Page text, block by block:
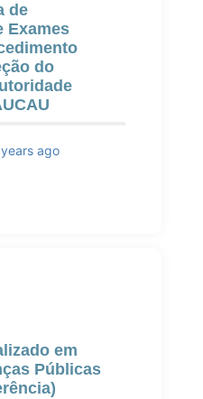
de
Exames
do
ago
em
Públicas